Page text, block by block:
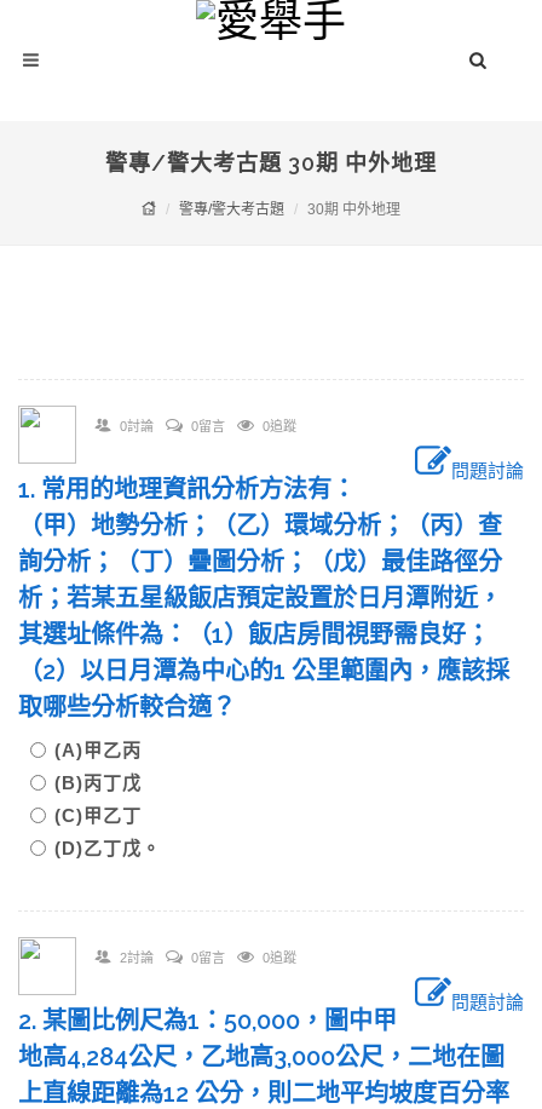
警專/警大考古題 30期 中外地理
警專/警大考古題 30期 中外地理
0討論 0留言 0追蹤
問題討論
1. 常用的地理資訊分析方法有：
（甲）地勢分析；（乙）環域分析；（丙）查
詢分析；（丁）疊圖分析；（戊）最佳路徑分
析；若某五星級飯店預定設置於日月潭附近，
其選址條件為：（1）飯店房間視野需良好；
（2）以日月潭為中心的1 公里範圍內，應該採
取哪些分析較合適？
(A)甲乙丙
(B)丙丁戊
(C)甲乙丁
(D)乙丁戊。
2討論 0留言 0追蹤
問題討論
2. 某圖比例尺為1：50,000，圖中甲
地高4,284公尺，乙地高3,000公尺，二地在圖
上直線距離為12 公分，則二地平均坡度百分率